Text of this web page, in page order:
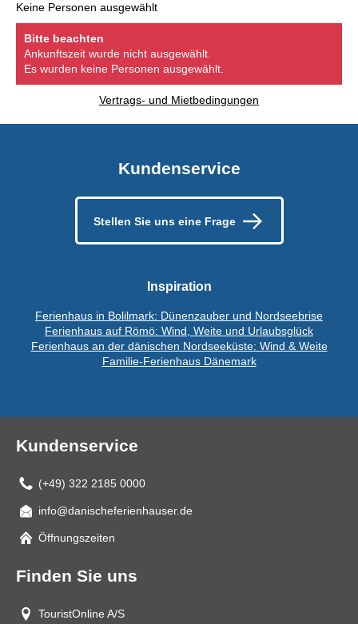
Keine Personen ausgewählt
Bitte beachten
Ankunftszeit wurde nicht ausgewählt.
Es wurden keine Personen ausgewählt.
Vertrags- und Mietbedingungen
Kundenservice
Stellen Sie uns eine Frage
Inspiration
Ferienhaus in Bolilmark: Dünenzauber und Nordseebrise
Ferienhaus auf Römö: Wind, Weite und Urlaubsglück
Ferienhaus an der dänischen Nordseeküste: Wind & Weite
Familie-Ferienhaus Dänemark
Kundenservice
(+49) 322 2185 0000
Mail
info@danischeferienhauser.de
Öffnungszeiten
Finden Sie uns
TouristOnline A/S